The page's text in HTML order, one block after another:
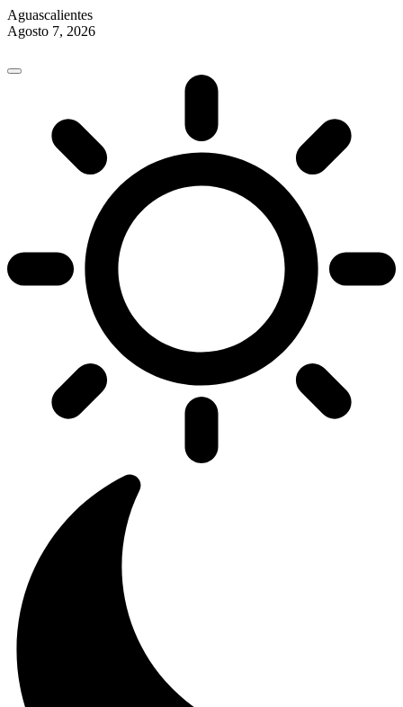
Aguascalientes
Agosto 7, 2026
content